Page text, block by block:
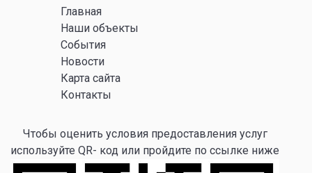
Главная
Наши объекты
События
Новости
Карта сайта
Контакты
Чтобы оценить условия предоставления услуг
используйте QR- код или пройдите по ссылке ниже